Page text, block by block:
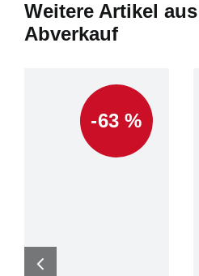
Weitere Artikel
Abverkauf
-63 %